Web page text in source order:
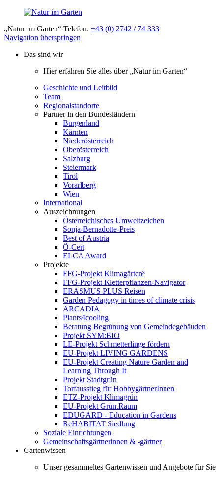
„Natur im Garten“ Telefon: +43 (0) 2742 / 74 333
Navigation überspringen
Das sind wir
Hier erfahren Sie alles über „Natur im Garten“
Geschichte und Leitbild
Team
Regionalstandorte
Partner in den Bundesländern
Burgenland
Kärnten
Niederösterreich
Oberösterreich
Salzburg
Steiermark
Tirol
Vorarlberg
Wien
International
Auszeichnungen
Österreichisches Umweltzeichen
Sonja-Bernadotte-Preis
Best of Austria
Ö-Cert
ELCA Award
Projekte
FFG-Projekt Klimagärten³
FFG-Projekt Kletterpflanzen-Navigator
ERASMUS PLUS Reisen
Garden Pedagogy in times of climate crisis
ARCADIA
Plants4cooling
Beratung Begrünung von Gemeindegebäuden
Projekt SYM:BIO
LE-Projekt Schmetterlinge fördern
EU-Projekt LIVING GARDENS
EU-Projekt Creating Nature Garden and
Learning Through It
Projekt Stadtgrün
Torfausstieg für HobbygärtnerInnen
ETZ-Projekt Klimagrün
EU-Projekt Grün.Raum
EDUGARD - Education in Gardens
ReHABITAT Siedlung
Soziale Einrichtungen
Gemeinschaftsgärtnerinnen & -gärtner
Gartenwissen
Unser gesammeltes Gartenwissen und Angebote für Sie